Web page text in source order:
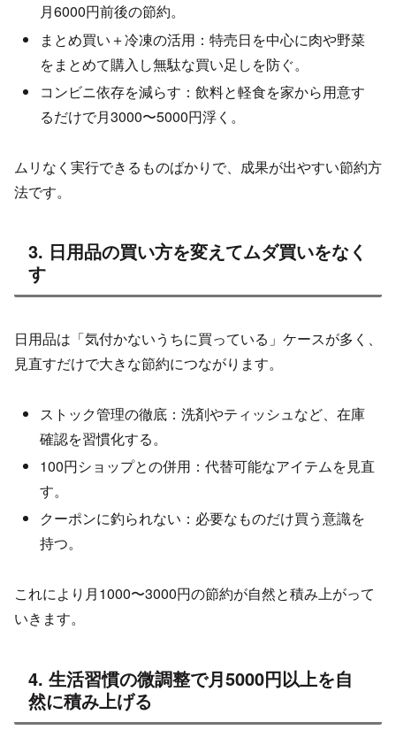
月6000円前後の節約。
まとめ買い＋冷凍の活用：特売日を中心に肉や野菜
をまとめて購入し無駄な買い足しを防ぐ。
コンビニ依存を減らす：飲料と軽食を家から用意す
るだけで月3000〜5000円浮く。
ムリなく実行できるものばかりで、成果が出やすい節約方
法です。
3. 日用品の買い方を変えてムダ買いをなく
す
日用品は「気付かないうちに買っている」ケースが多く、
見直すだけで大きな節約につながります。
ストック管理の徹底：洗剤やティッシュなど、在庫
確認を習慣化する。
100円ショップとの併用：代替可能なアイテムを見直
す。
クーポンに釣られない：必要なものだけ買う意識を
持つ。
これにより月1000〜3000円の節約が自然と積み上がって
いきます。
4. 生活習慣の微調整で月5000円以上を自
然に積み上げる